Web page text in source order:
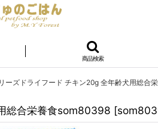
商品検索
ーズドライフード チキン20g 全年齢犬用総合
総合栄養食som80398 [